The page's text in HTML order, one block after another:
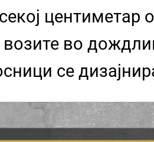
во
се